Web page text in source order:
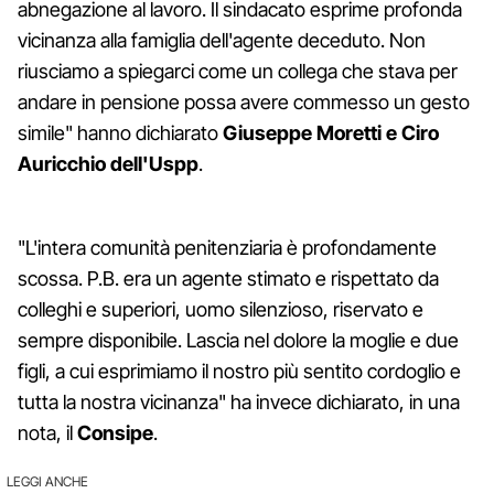
abnegazione al lavoro. Il sindacato esprime profonda
vicinanza alla famiglia dell'agente deceduto. Non
riusciamo a spiegarci come un collega che stava per
andare in pensione possa avere commesso un gesto
simile" hanno dichiaratoGiuseppe Moretti e Ciro
Auricchio dell'Uspp.
"L'intera comunità penitenziaria è profondamente
scossa. P.B. era un agente stimato e rispettato da
colleghi e superiori, uomo silenzioso, riservato e
sempre disponibile. Lascia nel dolore la moglie e due
figli, a cui esprimiamo il nostro più sentito cordoglio e
tutta la nostra vicinanza" ha invece dichiarato, in una
nota, ilConsipe.
LEGGI ANCHE